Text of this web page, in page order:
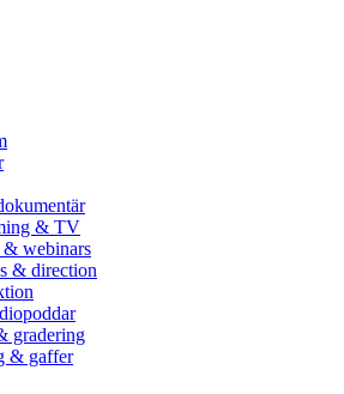
& TV
webinars
& direction
gradering
& gaffer